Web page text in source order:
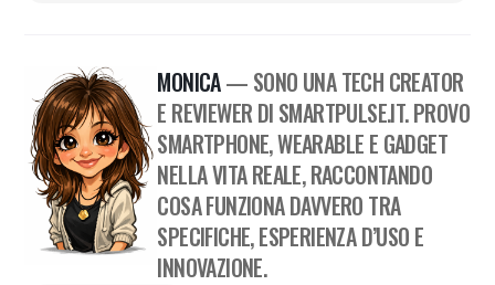
MONICA— SONO UNA TECH CREATOR
E REVIEWER DI SMARTPULSE.IT. PROVO
SMARTPHONE, WEARABLE E GADGET
NELLA VITA REALE, RACCONTANDO
COSA FUNZIONA DAVVERO TRA
SPECIFICHE, ESPERIENZA D’USO E
INNOVAZIONE.